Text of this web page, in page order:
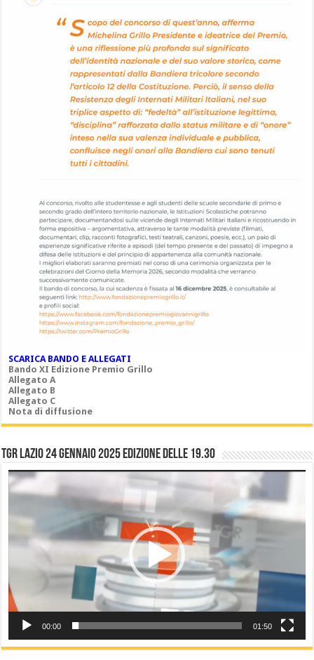
SCARICA BANDO E ALLEGATI
Bando XI Edizione Premio Grillo
Allegato A
Allegato B
Allegato C
Nota di diffusione
TGR LAZIO 24 gennaio 2025 edizione delle 19.30
Video
Player
00:00 01:50